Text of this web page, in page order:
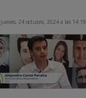
jueves, 24 octubre, 2024 a las 14:19